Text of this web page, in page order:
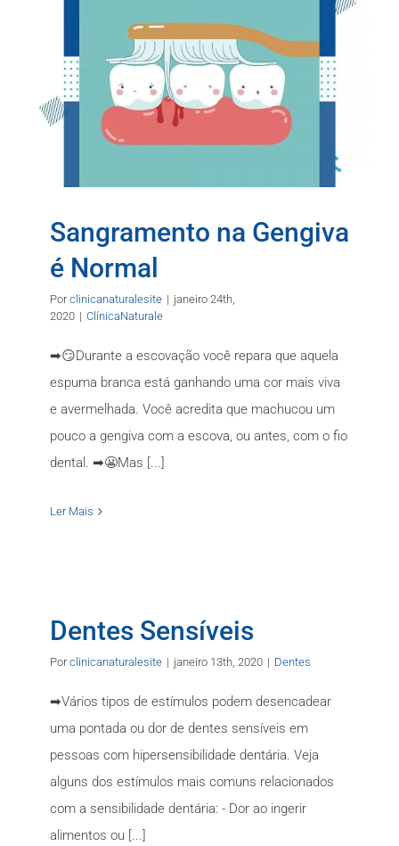
Sangramento na Gengiva
é Normal
Porclinicanaturalesite | janeiro 24th,
2020 | ClínicaNaturale
➡😏Durante a escovação você repara que aquela
espuma branca está ganhando uma cor mais viva
e avermelhada. Você acredita que machucou um
pouco a gengiva com a escova, ou antes, com o fio
dental. ➡😬Mas [...]
Ler Mais
Dentes Sensíveis
Porclinicanaturalesite | janeiro 13th, 2020 | Dentes
➡Vários tipos de estímulos podem desencadear
uma pontada ou dor de dentes sensíveis em
pessoas com hipersensibilidade dentária. Veja
alguns dos estímulos mais comuns relacionados
com a sensibilidade dentária: - Dor ao ingerir
alimentos ou [...]